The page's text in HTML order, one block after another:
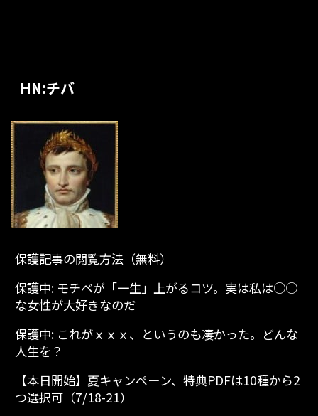
HN:チバ
保護記事の閲覧方法（無料）
保護中: モチベが「一生」上がるコツ。実は私は○○
な女性が大好きなのだ
保護中: これがｘｘｘ、というのも凄かった。どんな
人生を？
【本日開始】夏キャンペーン、特典PDFは10種から2
つ選択可（7/18-21）